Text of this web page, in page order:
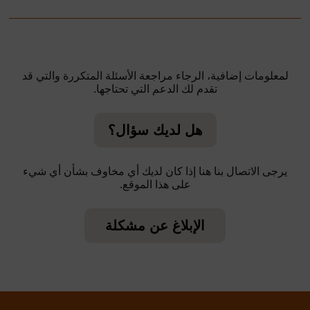
لمعلومات إضافية، الرجاء مراجعة الأسئلة المتكررة والتي قد
تقدم لك الدعم التي تحتاجها.
هل لديك سؤال؟
يرجى الاتصال بنا هنا إذا كان لديك أي مخاوف بشأن أي شيء
على هذا الموقع.
الإبلاغ عن مشكلة